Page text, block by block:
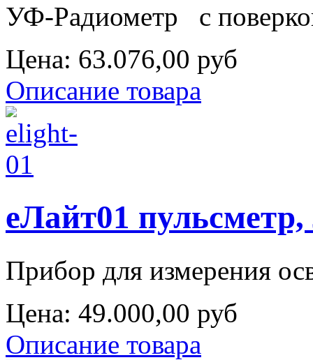
УФ-Радиометр с
Цена: 63.076,00 руб
Описание товара
еЛайт01
Прибор для измерения
Цена: 49.000,00 руб
Описание товара